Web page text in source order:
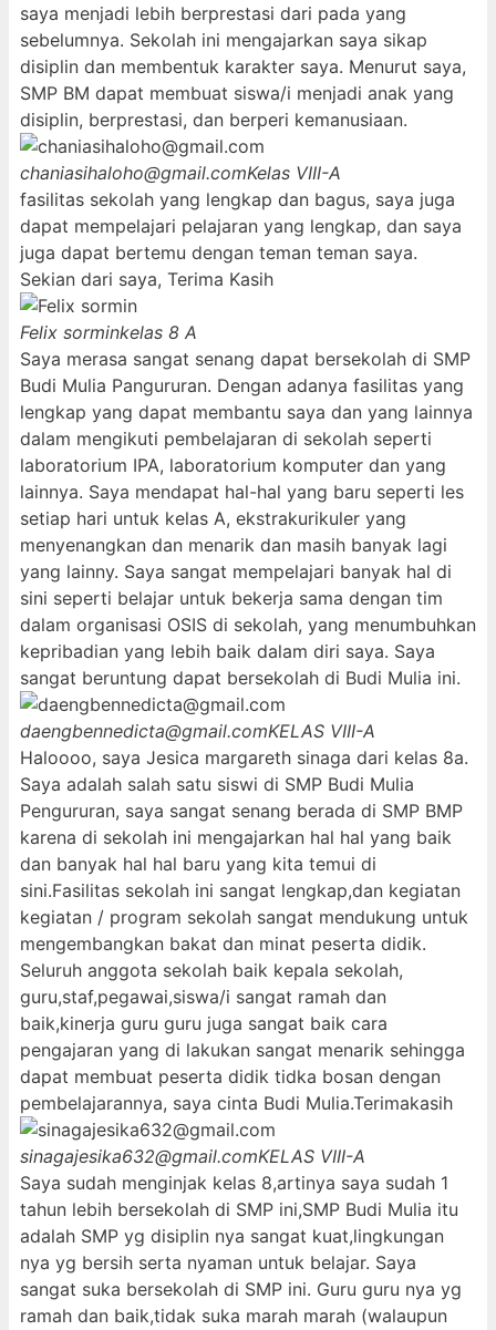
saya menjadi lebih berprestasi dari pada yang
sebelumnya. Sekolah ini mengajarkan saya sikap
disiplin dan membentuk karakter saya. Menurut saya,
SMP BM dapat membuat siswa/i menjadi anak yang
disiplin, berprestasi, dan berperi kemanusiaan.
chaniasihaloho@gmail.comKelas VIII-A
fasilitas sekolah yang lengkap dan bagus, saya juga
dapat mempelajari pelajaran yang lengkap, dan saya
juga dapat bertemu dengan teman teman saya.
Sekian dari saya, Terima Kasih
Felix sorminkelas 8 A
Saya merasa sangat senang dapat bersekolah di SMP
Budi Mulia Pangururan. Dengan adanya fasilitas yang
lengkap yang dapat membantu saya dan yang lainnya
dalam mengikuti pembelajaran di sekolah seperti
laboratorium IPA, laboratorium komputer dan yang
lainnya. Saya mendapat hal-hal yang baru seperti les
setiap hari untuk kelas A, ekstrakurikuler yang
menyenangkan dan menarik dan masih banyak lagi
yang lainny. Saya sangat mempelajari banyak hal di
sini seperti belajar untuk bekerja sama dengan tim
dalam organisasi OSIS di sekolah, yang menumbuhkan
kepribadian yang lebih baik dalam diri saya. Saya
sangat beruntung dapat bersekolah di Budi Mulia ini.
daengbennedicta@gmail.comKELAS VIII-A
Haloooo, saya Jesica margareth sinaga dari kelas 8a.
Saya adalah salah satu siswi di SMP Budi Mulia
Pengururan, saya sangat senang berada di SMP BMP
karena di sekolah ini mengajarkan hal hal yang baik
dan banyak hal hal baru yang kita temui di
sini.Fasilitas sekolah ini sangat lengkap,dan kegiatan
kegiatan / program sekolah sangat mendukung untuk
mengembangkan bakat dan minat peserta didik.
Seluruh anggota sekolah baik kepala sekolah,
guru,staf,pegawai,siswa/i sangat ramah dan
baik,kinerja guru guru juga sangat baik cara
pengajaran yang di lakukan sangat menarik sehingga
dapat membuat peserta didik tidka bosan dengan
pembelajarannya, saya cinta Budi Mulia.Terimakasih
sinagajesika632@gmail.comKELAS VIII-A
Saya sudah menginjak kelas 8,artinya saya sudah 1
tahun lebih bersekolah di SMP ini,SMP Budi Mulia itu
adalah SMP yg disiplin nya sangat kuat,lingkungan
nya yg bersih serta nyaman untuk belajar. Saya
sangat suka bersekolah di SMP ini. Guru guru nya yg
ramah dan baik,tidak suka marah marah (walaupun